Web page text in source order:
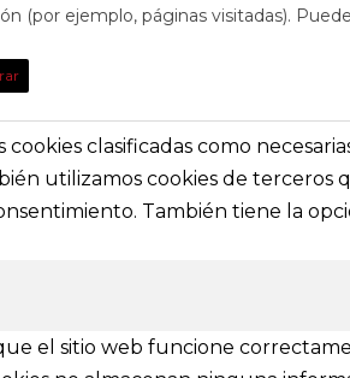
eventos y espectáculos o contacta con
información general
(por ejemplo, páginas visitadas).
clasificadas como
utilizamos cookies de
También tiene la
el sitio web funcione